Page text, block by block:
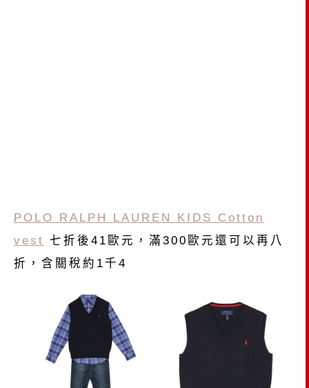
POLO RALPH LAUREN KIDS Cotton
vest
七折後41歐元，滿300歐元還可以再八
折，含關稅約1千4